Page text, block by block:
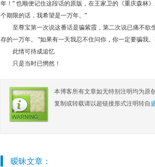
年！” 也顺便记住这段话的原版，在王家卫的《重庆森林
个期限的话，我希望是一万年。”
至尊宝第一次说这番话是骗紫霞，第二次说已痛不欲
存的一万年。 “如果有一天我忍不住问你，你一定要骗我
此情可待成追忆
只是当时已惘然！
本博客所有文章如无特别注明均为原
复制或转载请以超链接形式注明转自
暧昧文章：